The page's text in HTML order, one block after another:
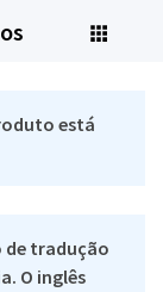
está
de tradução
O inglês